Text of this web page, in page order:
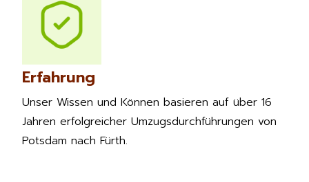
Erfahrung
Unser Wissen und Können basieren auf über 16
Jahren erfolgreicher Umzugsdurchführungen von
Potsdam nach Fürth.